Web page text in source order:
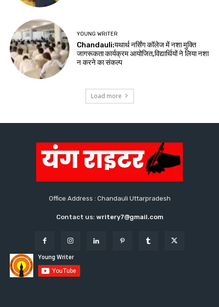
YOUNG WRITER
Chandauli:यथार्थ नर्सिंग कॉलेज में नशा मुक्ति
जागरूकता कार्यक्रम आयोजित,विद्यार्थियों ने लिया नशा
न करने का संकल्प
Load more
Office Address : Chandauli Uttarpradesh
Contact us: writery7@gmail.com